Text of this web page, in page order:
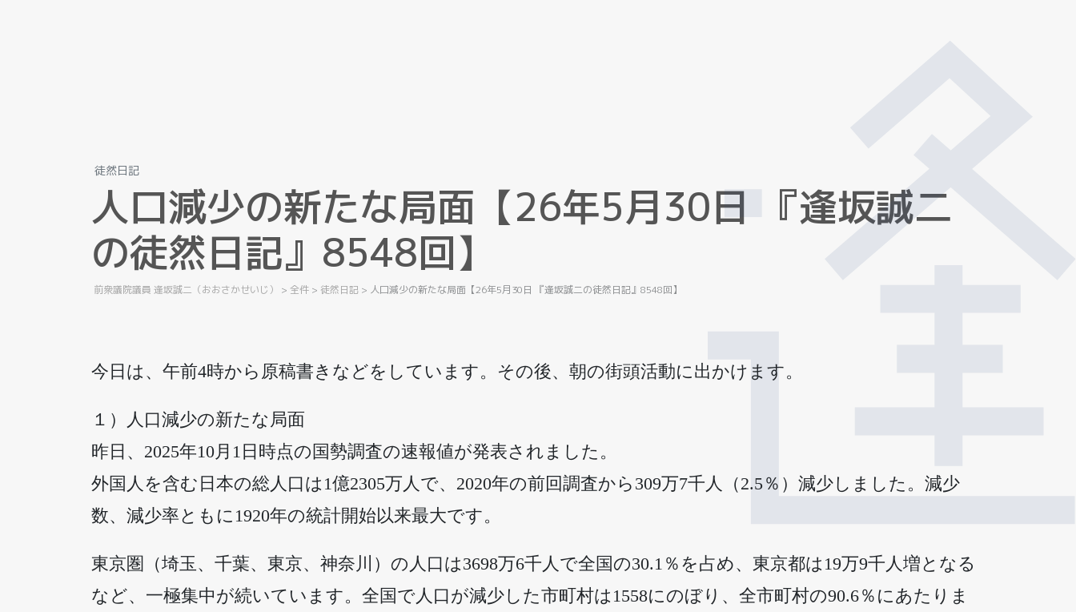
徒然日記
人口減少の新たな局面 【26年5月30日 『逢坂誠二
の徒然日記』 8548回】
前衆議院議員 逢坂誠二（おおさかせいじ） > 全件 > 徒然日記 > 人口減少の新たな局面【26年5月30日 『逢坂誠二の徒然日記』8548回】
今日は、午前4時から原稿書きなどをしています。その後、朝の街頭活動に出かけます。
１）人口減少の新たな局面
昨日、2025年10月1日時点の国勢調査の速報値が発表されました。
外国人を含む日本の総人口は1億2305万人で、2020年の前回調査から309万7千人（2.5％）減少しました。減少
数、減少率ともに1920年の統計開始以来最大です。
東京圏（埼玉、千葉、東京、神奈川）の人口は3698万6千人で全国の30.1％を占め、東京都は19万9千人増となる
など、一極集中が続いています。全国で人口が減少した市町村は1558にのぼり、全市町村の90.6％にあたりま